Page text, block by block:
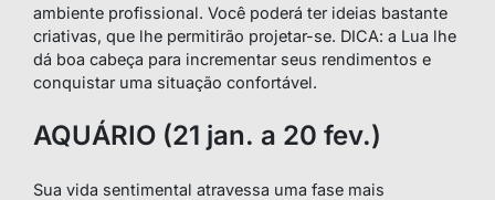
ambiente profissional. Você poderá ter ideias bastante
criativas, que lhe permitirão projetar-se. DICA: a Lua lhe
dá boa cabeça para incrementar seus rendimentos e
conquistar uma situação confortável.
AQUÁRIO (21 jan. a 20 fev.)
Sua vida sentimental atravessa uma fase mais